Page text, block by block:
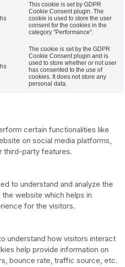
This cookie is set by GDPR
Cookie Consent plugin. The
cookie is used to store the user
consent for the cookies in the
category "Performance".
The cookie is set by the GDPR
Cookie Consent plugin and is
used to store whether or not user
has consented to the use of
cookies. It does not store any
personal data.
certain functionalities like
on social media platforms,
third-party features.
to understand and analyze the
website which helps in
for the visitors.
understand how visitors interact
help provide information on
bounce rate, traffic source, etc.